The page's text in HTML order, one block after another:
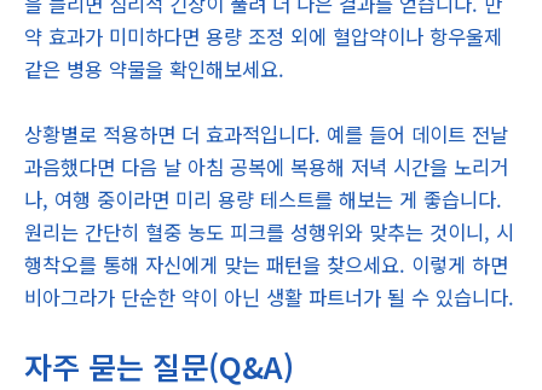
약 효과가 미미하다면 용량 조정 외에 혈압약이나 항우울제
같은 병용 약물을 확인해보세요.
상황별로 적용하면 더 효과적입니다. 예를 들어 데이트 전날
과음했다면 다음 날 아침 공복에 복용해 저녁 시간을 노리거
나, 여행 중이라면 미리 용량 테스트를 해보는 게 좋습니다.
원리는 간단히 혈중 농도 피크를 성행위와 맞추는 것이니, 시
행착오를 통해 자신에게 맞는 패턴을 찾으세요. 이렇게 하면
비아그라가 단순한 약이 아닌 생활 파트너가 될 수 있습니다.
자주 묻는 질문(Q&A)